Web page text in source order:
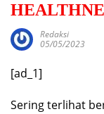
Redaksi
05/05/2023
[ad_1]
Sering terlihat